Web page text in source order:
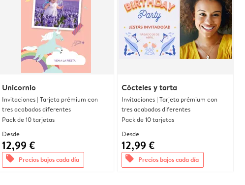
Unicornio
Invitaciones | Tarjeta prémium con
tres acabados diferentes
Pack de 10 tarjetas
Desde
12,99 €
offers Precios bajos cada día
Cócteles y tarta
Invitaciones | Tarjeta prémium con
tres acabados diferentes
Pack de 10 tarjetas
Desde
12,99 €
offers Precios bajos cada día